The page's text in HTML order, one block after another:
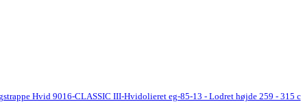
Hvid 9016-CLASSIC III-Hvidolieret eg-85-13 - Lodret højde 259 - 315 c